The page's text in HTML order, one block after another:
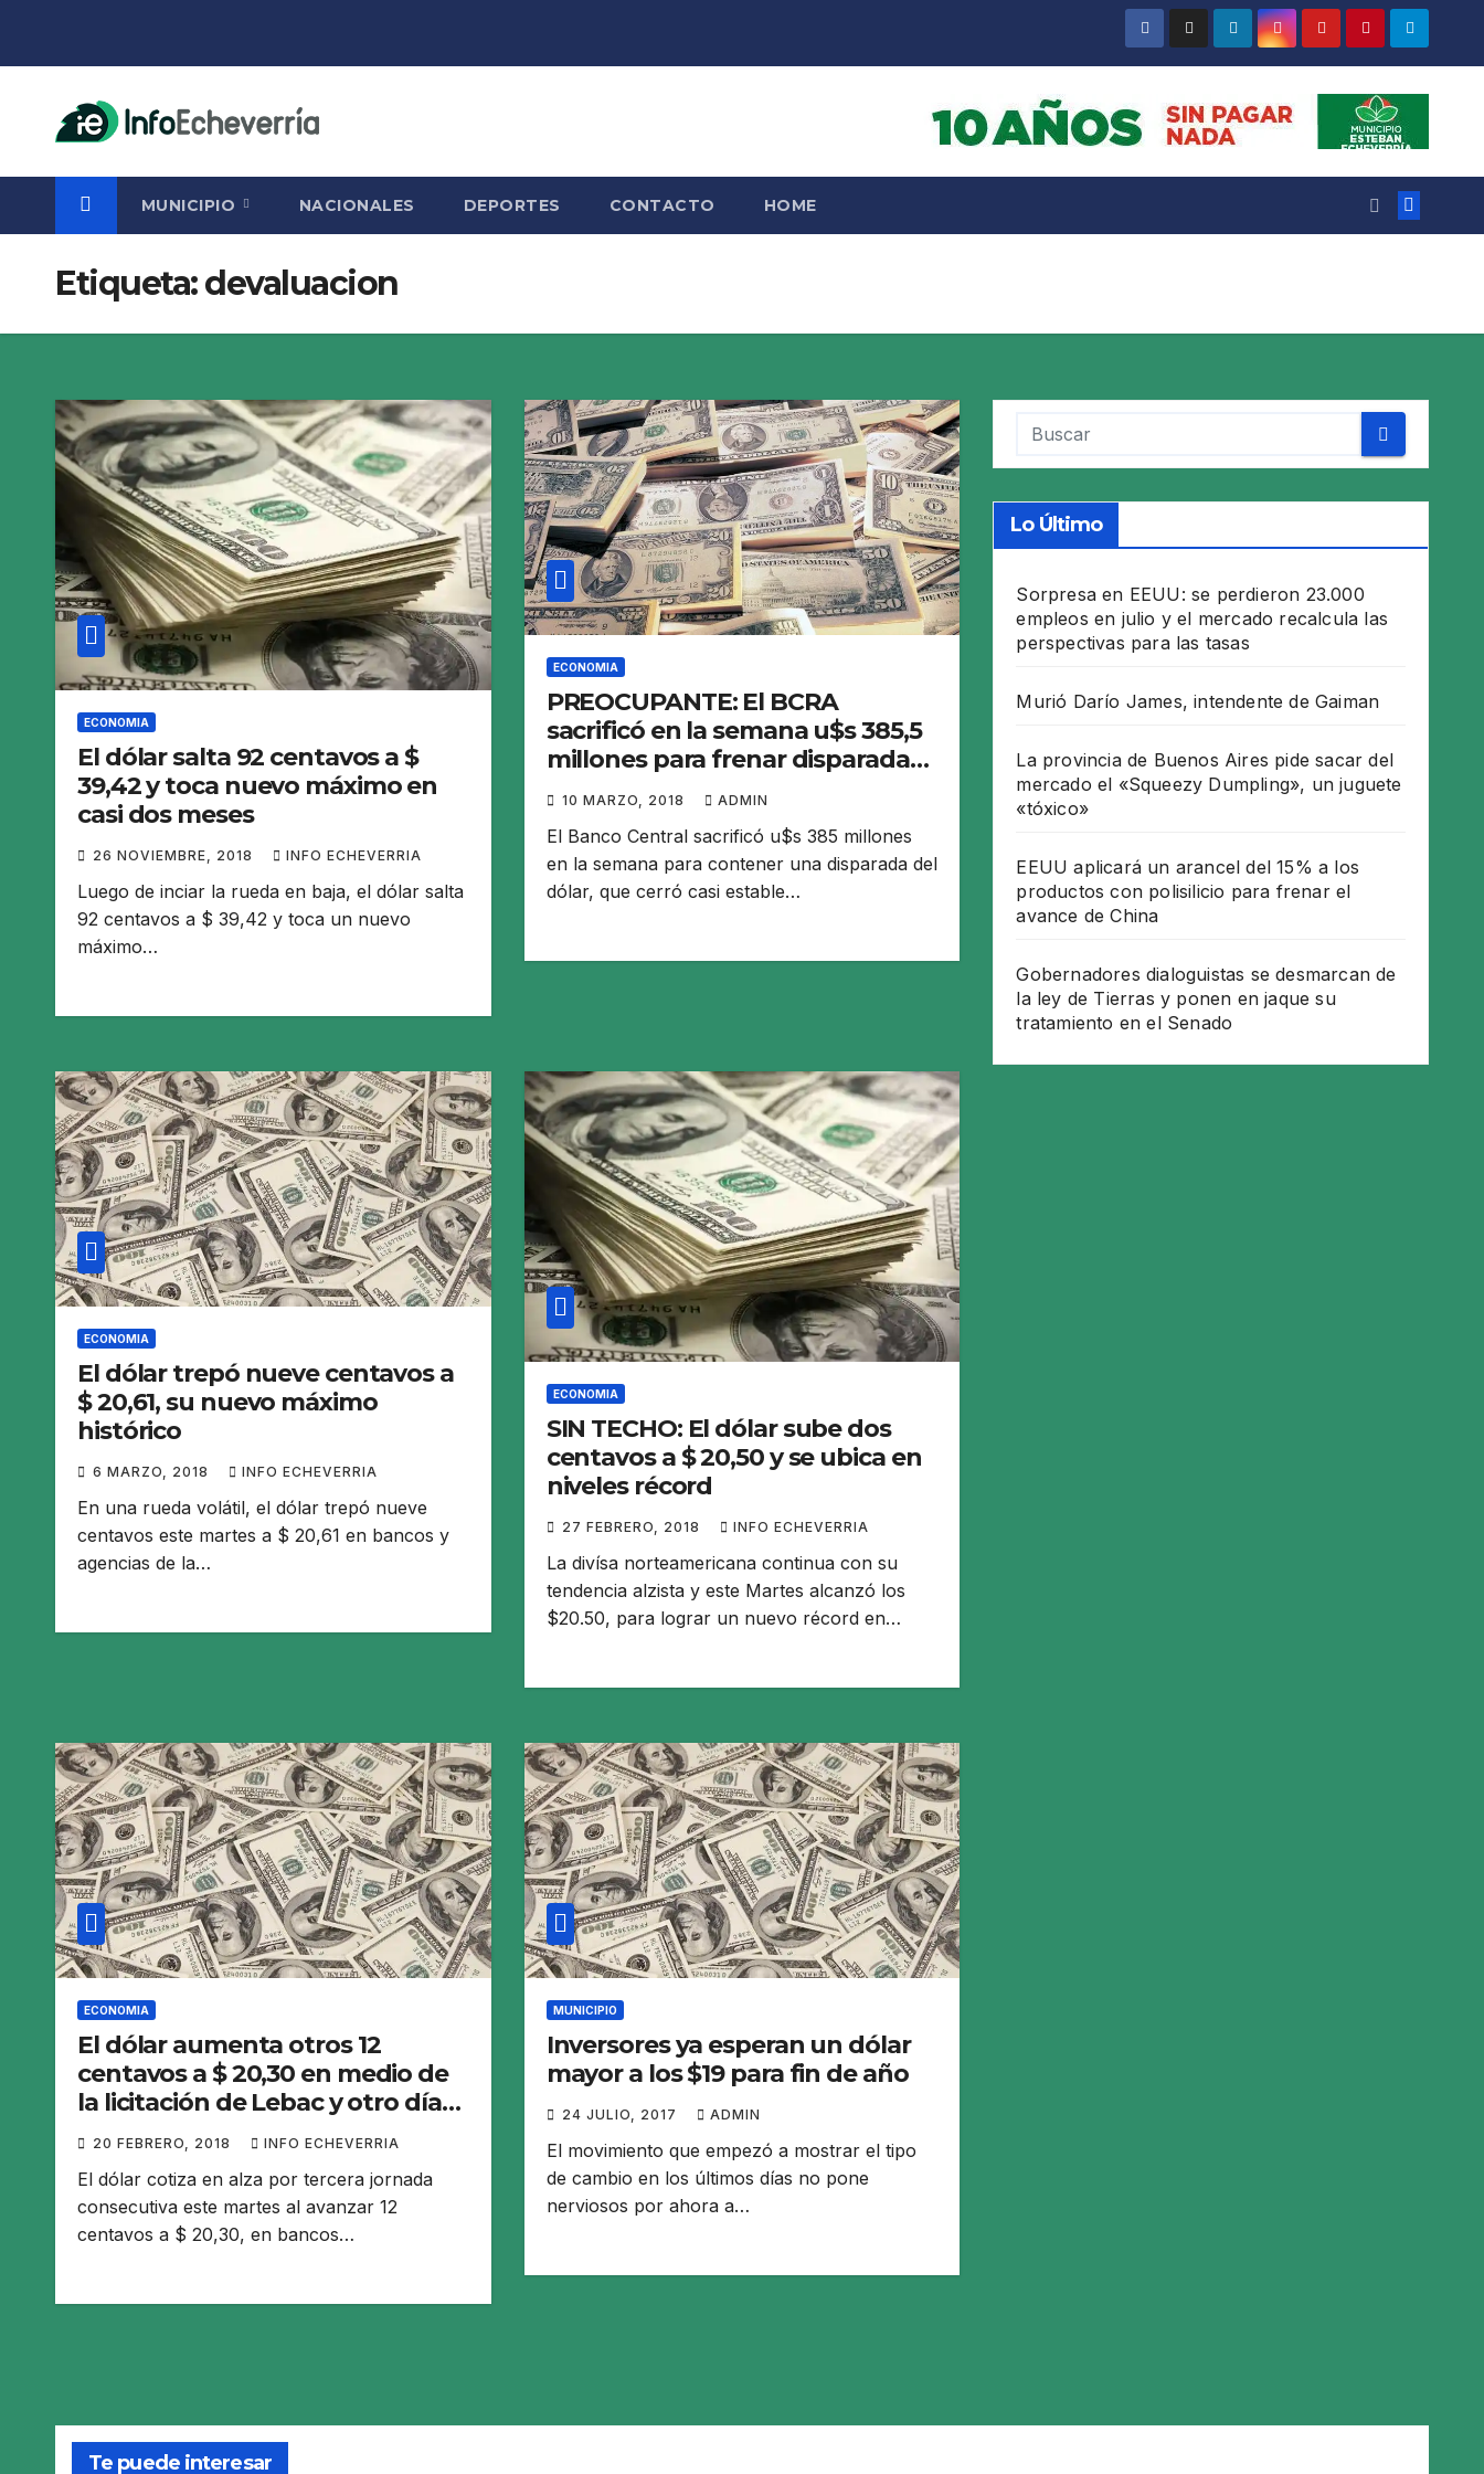
MUNICIPIO NACIONALES DEPORTES CONTACTO HOME
Etiqueta:devaluacion
ECONOMIA
El dólar salta 92 centavos a $
39,42 y toca nuevo máximo en
casi dos meses
26 NOVIEMBRE, 2018 INFO ECHEVERRIA
Luego de inciar la rueda en baja, el dólar salta
92 centavos a $ 39,42 y toca un nuevo
máximo…
ECONOMIA
PREOCUPANTE: El BCRA
sacrificó en la semana u$s 385,5
millones para frenar disparada
del dólar, que cerró a $ 20,55
10 MARZO, 2018 ADMIN
El Banco Central sacrificó u$s 385 millones
en la semana para contener una disparada del
dólar, que cerró casi estable…
ECONOMIA
El dólar trepó nueve centavos a
$ 20,61, su nuevo máximo
histórico
6 MARZO, 2018 INFO ECHEVERRIA
En una rueda volátil, el dólar trepó nueve
centavos este martes a $ 20,61 en bancos y
agencias de la…
ECONOMIA
SIN TECHO: El dólar sube dos
centavos a $ 20,50 y se ubica en
niveles récord
27 FEBRERO, 2018 INFO ECHEVERRIA
La divísa norteamericana continua con su
tendencia alzista y este Martes alcanzó los
$20.50, para lograr un nuevo récord en…
ECONOMIA
El dólar aumenta otros 12
centavos a $ 20,30 en medio de
la licitación de Lebac y otro día
de paro bancario
20 FEBRERO, 2018 INFO ECHEVERRIA
El dólar cotiza en alza por tercera jornada
consecutiva este martes al avanzar 12
centavos a $ 20,30, en bancos…
MUNICIPIO
Inversores ya esperan un dólar
mayor a los $19 para fin de año
24 JULIO, 2017 ADMIN
El movimiento que empezó a mostrar el tipo
de cambio en los últimos días no pone
nerviosos por ahora a…
Lo Último
Sorpresa en EEUU: se perdieron 23.000
empleos en julio y el mercado recalcula las
perspectivas para las tasas
Murió Darío James, intendente de Gaiman
La provincia de Buenos Aires pide sacar del
mercado el «Squeezy Dumpling», un juguete
«tóxico»
EEUU aplicará un arancel del 15% a los
productos con polisilicio para frenar el
avance de China
Gobernadores dialoguistas se desmarcan de
la ley de Tierras y ponen en jaque su
tratamiento en el Senado
Te puede interesar